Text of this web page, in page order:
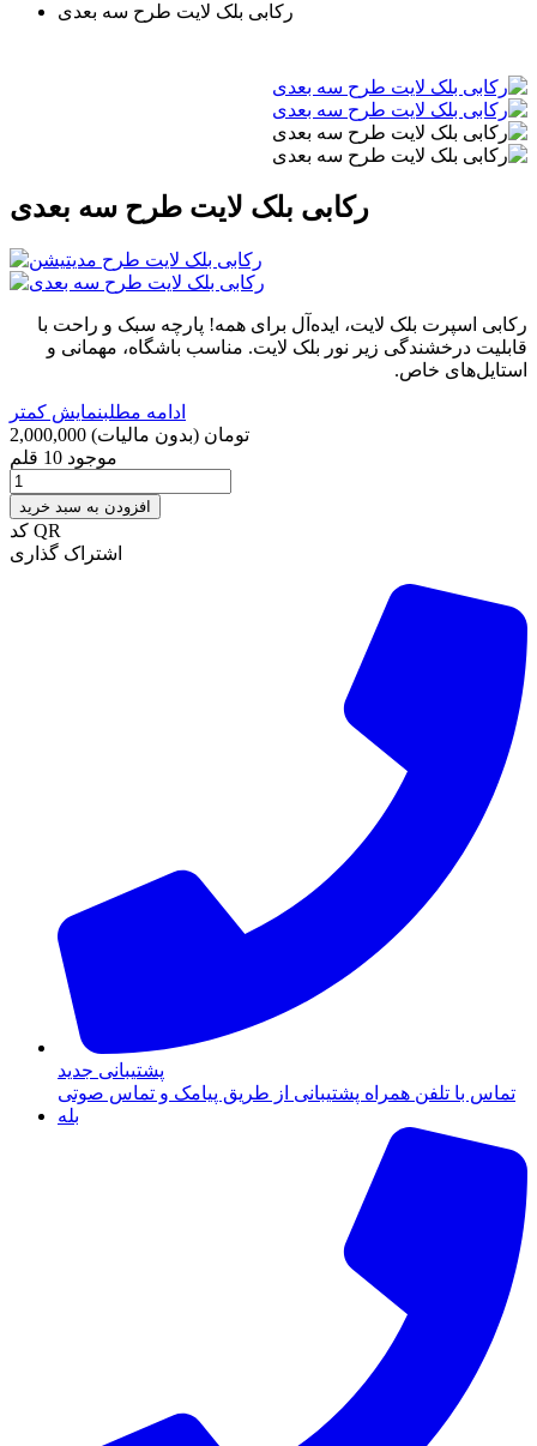
رکابی بلک لایت طرح سه بعدی
رکابی بلک لایت طرح سه بعدی
رکابی اسپرت بلک لایت، ایده‌آل برای همه! پارچه سبک و راحت با
قابلیت درخشندگی زیر نور بلک لایت. مناسب باشگاه، مهمانی و
استایل‌های خاص.
ادامه مطلبنمایش کمتر
2,000,000 تومان (بدون مالیات)
موجود 10 قلم
افزودن به سبد خرید
کد QR
اشتراک گذاری
پشتیبانی جدید
تماس با تلفن همراه پشتیبانی از طریق پیامک و تماس صوتی
بله